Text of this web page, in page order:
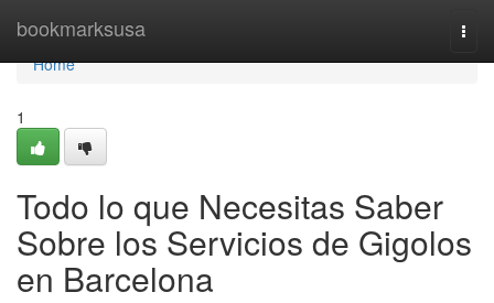
bookmarksusa
Home
Home
1
Todo lo que Necesitas Saber
Sobre los Servicios de Gigolos
en Barcelona